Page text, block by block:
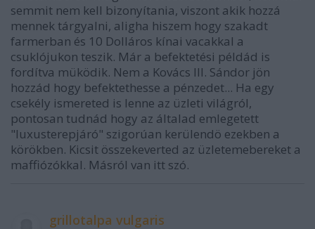
semmit nem kell bizonyítania, viszont akik hozzá
mennek tárgyalni, aligha hiszem hogy szakadt
farmerban és 10 Dolláros kínai vacakkal a
csuklójukon teszik. Már a befektetési példád is
fordítva müködik. Nem a Kovács III. Sándor jön
hozzád hogy befektethesse a pénzedet... Ha egy
csekély ismereted is lenne az üzleti világról,
pontosan tudnád hogy az általad emlegetett
"luxusterepjáró" szigorúan kerülendö ezekben a
körökben. Kicsit összekeverted az üzletemebereket a
maffiózókkal. Másról van itt szó.
grillotalpa vulgaris